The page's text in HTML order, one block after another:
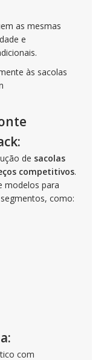
as mesmas
e
às sacolas
de sacolas
competitivos.
modelos para
como:
com